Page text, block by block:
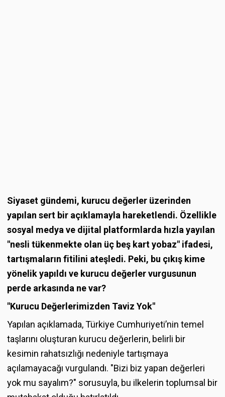
Siyaset gündemi, kurucu değerler üzerinden
yapılan sert bir açıklamayla hareketlendi. Özellikle
sosyal medya ve dijital platformlarda hızla yayılan
"nesli tükenmekte olan üç beş kart yobaz" ifadesi,
tartışmaların fitilini ateşledi. Peki, bu çıkış kime
yönelik yapıldı ve kurucu değerler vurgusunun
perde arkasında ne var?
"Kurucu Değerlerimizden Taviz Yok"
Yapılan açıklamada, Türkiye Cumhuriyeti’nin temel
taşlarını oluşturan kurucu değerlerin, belirli bir
kesimin rahatsızlığı nedeniyle tartışmaya
açılamayacağı vurgulandı. "Bizi biz yapan değerleri
yok mu sayalım?" sorusuyla, bu ilkelerin toplumsal bir